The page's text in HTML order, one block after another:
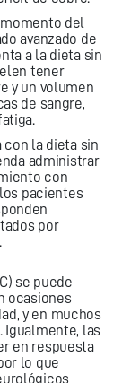
del
avanzado de
a la dieta sin
tener
y un volumen
de sangre,
con la dieta sin
administrar
con
pacientes
por
se puede
ocasiones
y en muchos
Igualmente, las
en respuesta
lo que